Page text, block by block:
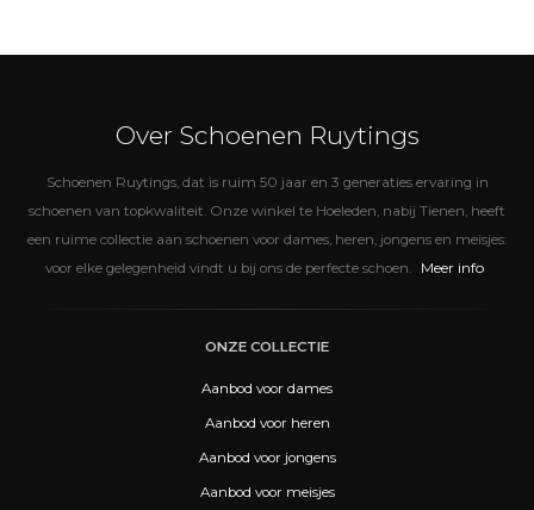
Over Schoenen Ruytings
Schoenen Ruytings, dat is ruim 50 jaar en 3 generaties ervaring in
schoenen van topkwaliteit. Onze winkel te Hoeleden, nabij Tienen, heeft
een ruime collectie aan schoenen voor dames, heren, jongens en meisjes:
voor elke gelegenheid vindt u bij ons de perfecte schoen.
Meer info
ONZE COLLECTIE
Aanbod voor dames
Aanbod voor heren
Aanbod voor jongens
Aanbod voor meisjes